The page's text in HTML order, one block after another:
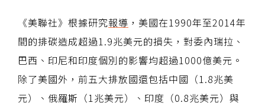
《美聯社》根據研究報導 ，美國在1990年至2014年
間的排碳造成超過1.9兆美元的損失，對委內瑞拉、
巴西、印尼和印度個別的影響均超過1000億美元。
除了美國外，前五大排放國還包括中國（1.8兆美
元）、俄羅斯（1兆美元）、印度（0.8兆美元）與